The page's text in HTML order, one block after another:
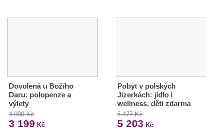
Dovolená u Božího
Daru: polopenze a
výlety
4 000 Kč
3 199 Kč
Pobyt v polských
Jizerkách: jídlo i
wellness, děti zdarma
5 477 Kč
5 203 Kč